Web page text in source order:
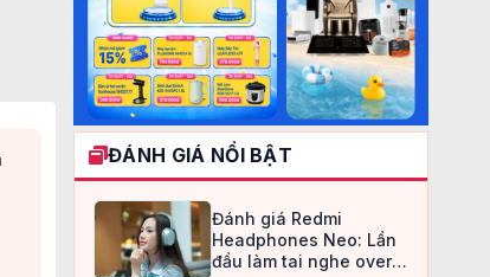
ĐÁNH GIÁ NỔI BẬT
Đánh giá Redmi
Headphones Neo: Lần
đầu làm tai nghe over-